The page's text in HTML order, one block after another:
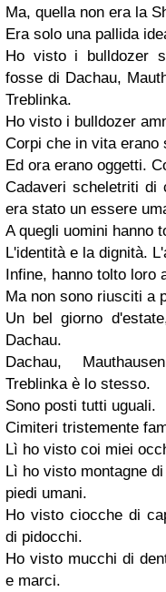
Ma, quella non era la
Era solo una pallida
Ho visto i bulldozer
fosse di Dachau,
Treblinka.
Ho visto i bulldozer
Corpi che in vita erano
Ed ora erano oggetti.
Cadaveri scheletriti di
era stato un essere
A quegli uomini hanno
L'identità e la dignità.
Infine, hanno tolto loro
Ma non sono riusciti a
Un bel giorno
Dachau.
Dachau,
Treblinka è lo stesso.
Sono posti tutti uguali.
Cimiteri tristemente
Lì ho visto coi miei
Lì ho visto montagne
piedi umani.
Ho visto ciocche di
di pidocchi.
Ho visto mucchi di
e marci.